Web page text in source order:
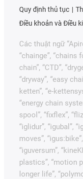
Quy định thủ tục
Điều khoản và Điều
Các thuật ngữ
“chainge”, “chains
chain”, “CTD”,
“dryway”, “easy
ketten”, “e-
“energy chain
spool”, “fixflex”,
“iglidur”, “igubal”,
moves”,
“iguversum”,
plastics”, “motion
longer life”,